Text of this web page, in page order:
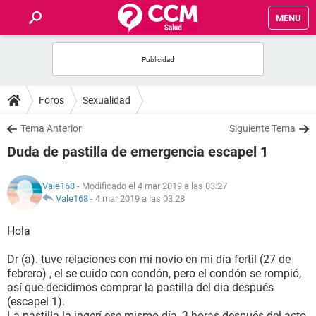
MENU
FOROS
SALUD
NUTRICIÓN
BIENESTAR
SEXUALIDAD
GLOSARIO
Foros Sexualidad
Tema Anterior Siguiente Tema
Duda de pastilla de emergencia escapel 1
Vale168 - Modificado el 4 mar 2019 a las 03:27
Vale168 - 4 mar 2019 a las 03:28
Hola
Dr (a). tuve relaciones con mi novio en mi día fertil (27 de
febrero) , el se cuido con condón, pero el condón se rompió,
así que decidimos comprar la pastilla del dia después
(escapel 1).